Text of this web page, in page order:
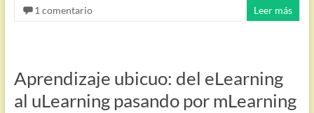
1 comentario
Leer más
Aprendizaje ubicuo: del eLearning
al uLearning pasando por mLearning